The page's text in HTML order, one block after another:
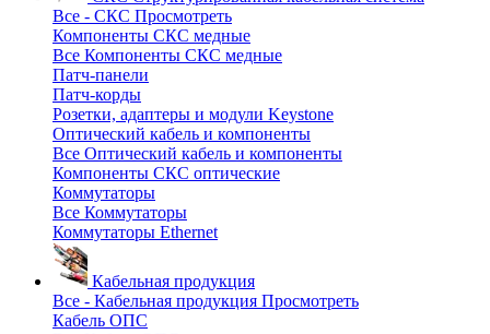
Все - СКС Просмотреть
Компоненты СКС медные
Все Компоненты СКС медные
Патч-панели
Патч-корды
Розетки, адаптеры и модули Keystone
Оптический кабель и компоненты
Все Оптический кабель и компоненты
Компоненты СКС оптические
Коммутаторы
Все Коммутаторы
Коммутаторы Ethernet
Кабельная продукция
Все - Кабельная продукция Просмотреть
Кабель ОПС